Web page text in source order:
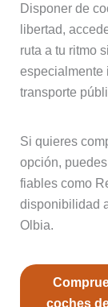
Disponer de
libertad,
ruta a tu ritmo
especialmente
transporte
Si quieres
opción,
fiables como
disponibilidad
Olbia.
coches